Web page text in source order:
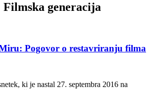
generacija
Pogovor o restavriranju filma
ki je nastal 27. septembra 2016 na